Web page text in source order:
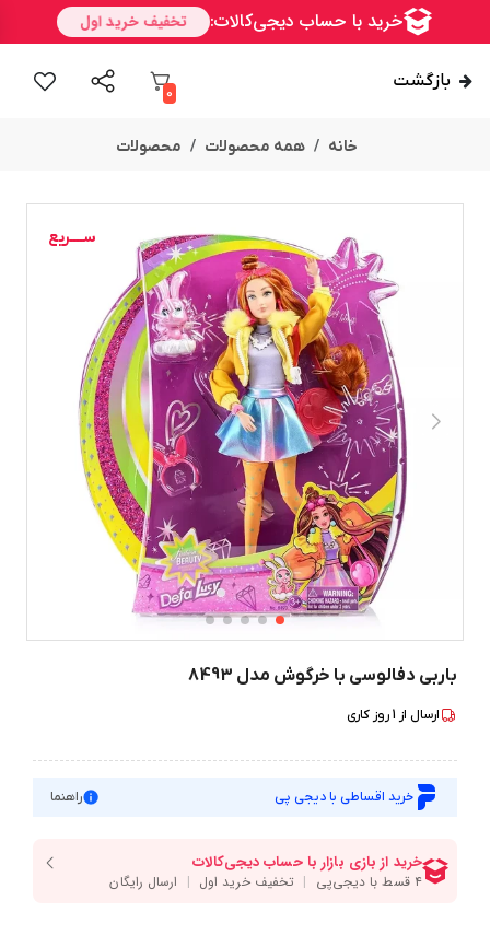
بازگشت
0
خانه همه محصولات محصولات
ســــریع
باربی دفالوسی با خرگوش مدل 8493
ارسال از 1روز کاری
خرید اقساطی با دیجی پی راهنما